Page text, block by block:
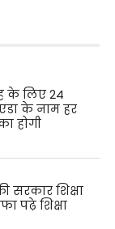
के लिए 24
के नाम हर
होगी
शिक्षा
पढ़े शिक्षा